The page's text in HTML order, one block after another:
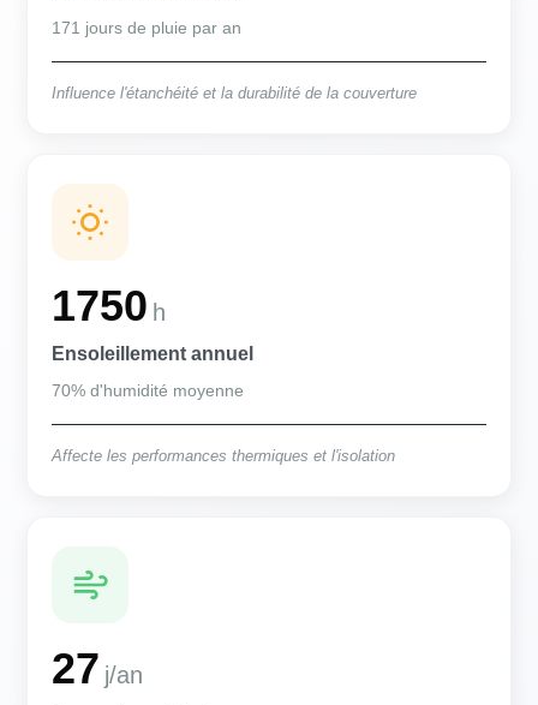
171 jours de pluie par an
Influence l'étanchéité et la durabilité de la couverture
1750 h
Ensoleillement annuel
70% d'humidité moyenne
Affecte les performances thermiques et l'isolation
27 j/an